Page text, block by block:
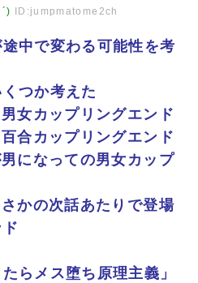
ID:jumpmatome2ch
中で変わる可能性を考
つか考えた
女カップリングエンド
合カップリングエンド
になっての男女カップ
かの次話あたりで登場
らメス堕ち原理主義」